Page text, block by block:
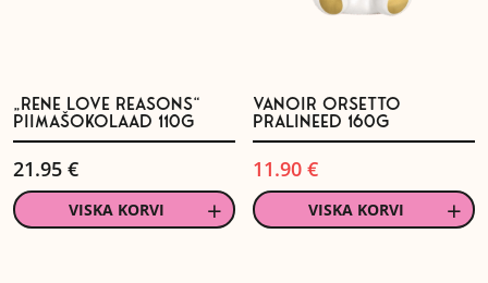
„RENE LOVE REASONS“
PIIMAŠOKOLAAD 110G
21.95 €
VISKA KORVI
VANOIR ORSETTO
PRALINEED 160G
Algne
hind
oli:
11.90€Current
price
is:
VISKA KORVI